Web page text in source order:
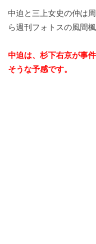
中迫と三上女史の仲は
ら週刊フォトスの風間
中迫は、杉下右京が事
そうな予感です。